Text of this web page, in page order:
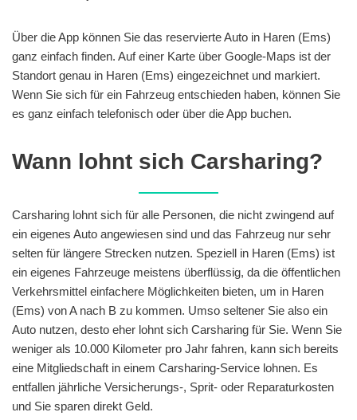
Über die App können Sie das reservierte Auto in Haren (Ems)
ganz einfach finden. Auf einer Karte über Google-Maps ist der
Standort genau in Haren (Ems) eingezeichnet und markiert.
Wenn Sie sich für ein Fahrzeug entschieden haben, können Sie
es ganz einfach telefonisch oder über die App buchen.
Wann lohnt sich Carsharing?
Carsharing lohnt sich für alle Personen, die nicht zwingend auf
ein eigenes Auto angewiesen sind und das Fahrzeug nur sehr
selten für längere Strecken nutzen. Speziell in Haren (Ems) ist
ein eigenes Fahrzeuge meistens überflüssig, da die öffentlichen
Verkehrsmittel einfachere Möglichkeiten bieten, um in Haren
(Ems) von A nach B zu kommen. Umso seltener Sie also ein
Auto nutzen, desto eher lohnt sich Carsharing für Sie. Wenn Sie
weniger als 10.000 Kilometer pro Jahr fahren, kann sich bereits
eine Mitgliedschaft in einem Carsharing-Service lohnen. Es
entfallen jährliche Versicherungs-, Sprit- oder Reparaturkosten
und Sie sparen direkt Geld.